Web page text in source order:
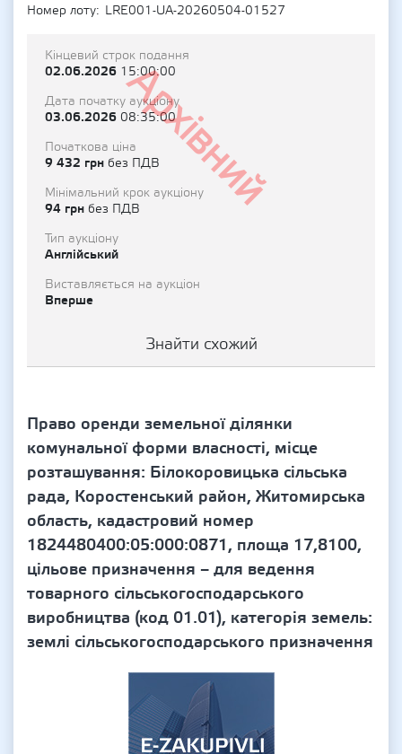
Номер лоту
LRE001-UA-20260504-01527
Архівний
Кінцевий строк подання
02.06.2026 15:00:00
Дата початку аукціону
03.06.2026 08:35:00
Початкова ціна
9 432 грн без ПДВ
Мінімальний крок аукціону
94 грн без ПДВ
Тип аукціону
Англійський
Виставляється на аукціон
Вперше
Знайти схожий
Право оренди земельної ділянки
комунальної форми власності, місце
розташування: Білокоровицька сільська
рада, Коростенський район, Житомирська
область, кадастровий номер
1824480400:05:000:0871, площа 17,8100,
цільове призначення – для ведення
товарного сільськогосподарського
виробництва (код 01.01), категорія земель:
землі сільськогосподарського призначення